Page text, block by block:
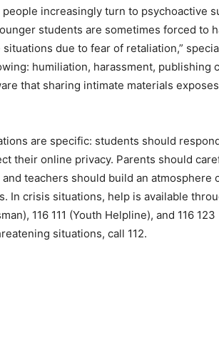
increasingly turn to psychoactive
students are sometimes forced to
due to fear of retaliation,”
humiliation, harassment, publishing
that sharing intimate materials
are specific: students should
their online privacy. Parents should
and teachers should build an
In crisis situations, help is available
116 111 (Youth Helpline), and 116
situations, call 112.